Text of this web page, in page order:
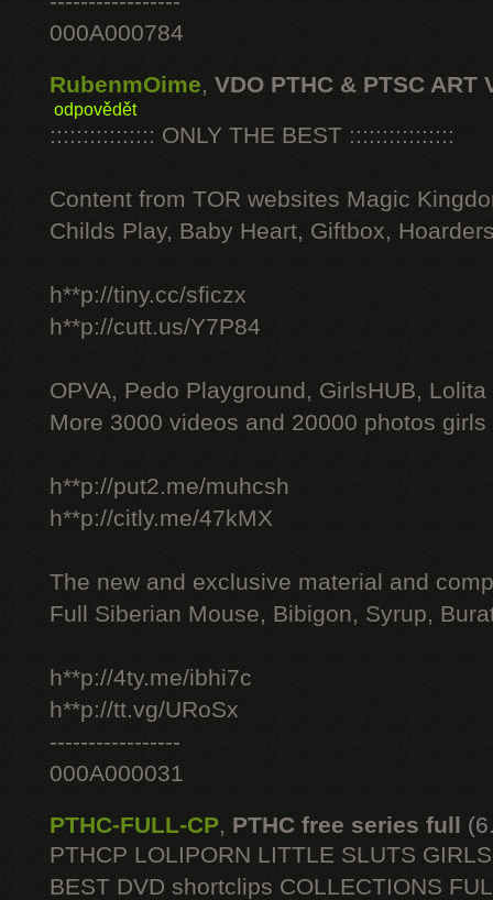
000A000784
RubenmOime, VDO PTHC & PTSC ART
odpovědět
:::::::::::::::: ONLY THE BEST ::::::::::::::::
Content from TOR websites Magic
Childs Play, Baby Heart, Giftbox,
h**p://tiny.cc/sficzx
h**p://cutt.us/Y7P84
OPVA, Pedo Playground, GirlsHUB, Lolita
More 3000 videos and 20000 photos
h**p://put2.me/muhcsh
h**p://citly.me/47kMX
The new and exclusive material and
Full Siberian Mouse, Bibigon, Syrup,
h**p://4ty.me/ibhi7c
h**p://tt.vg/URoSx
-----------------
000A000031
PTHC-FULL-CP, PTHC free series full
PTHCP LOLIPORN LITTLE SLUTS
BEST DVD shortclips COLLECTIONS